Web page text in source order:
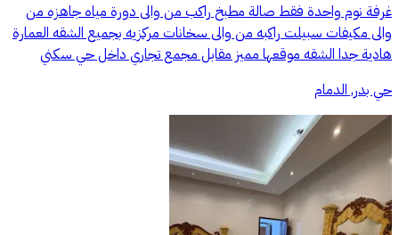
غرفة نوم واحدة فقط صالة مطبخ راكب من والى دورة مياه جاهزه من
والى مكيفات سبيلت راكبه من والى سخانات مركزيه بجميع الشقه العمارة
هادية جدا الشقه موقعها مميز مقابل مجمع تجاري داخل حي سكني
حي بدر, الدمام